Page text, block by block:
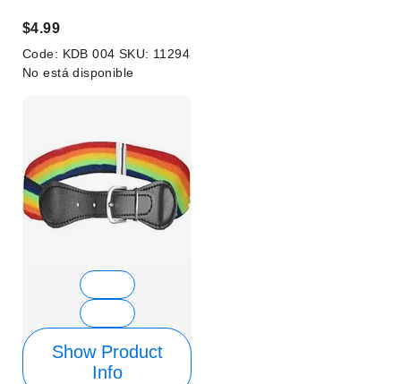
$4.99
Code: KDB 004 SKU: 11294
No está disponible
Show Product
Info